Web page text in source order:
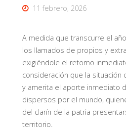
11 febrero, 2026
A medida que transcurre el
los llamados de propios y
exigiéndole el retorno
consideración que la situación
y amerita el aporte inmediato
dispersos por el mundo,
del clarín de la patria
territorio.